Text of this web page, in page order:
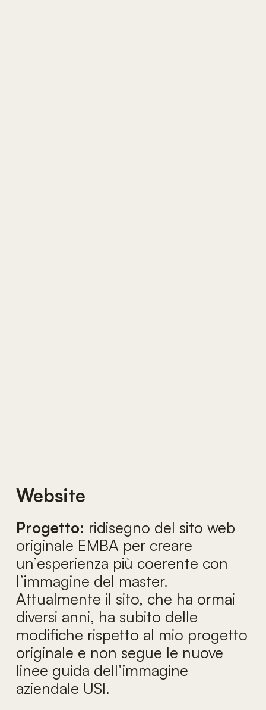
Website
Progetto: ridisegno del sito web
originale EMBA per creare
un’esperienza più coerente con
l’immagine del master.
Attualmente il sito, che ha ormai
diversi anni, ha subito delle
modifiche rispetto al mio progetto
originale e non segue le nuove
linee guida dell’immagine
aziendale USI.